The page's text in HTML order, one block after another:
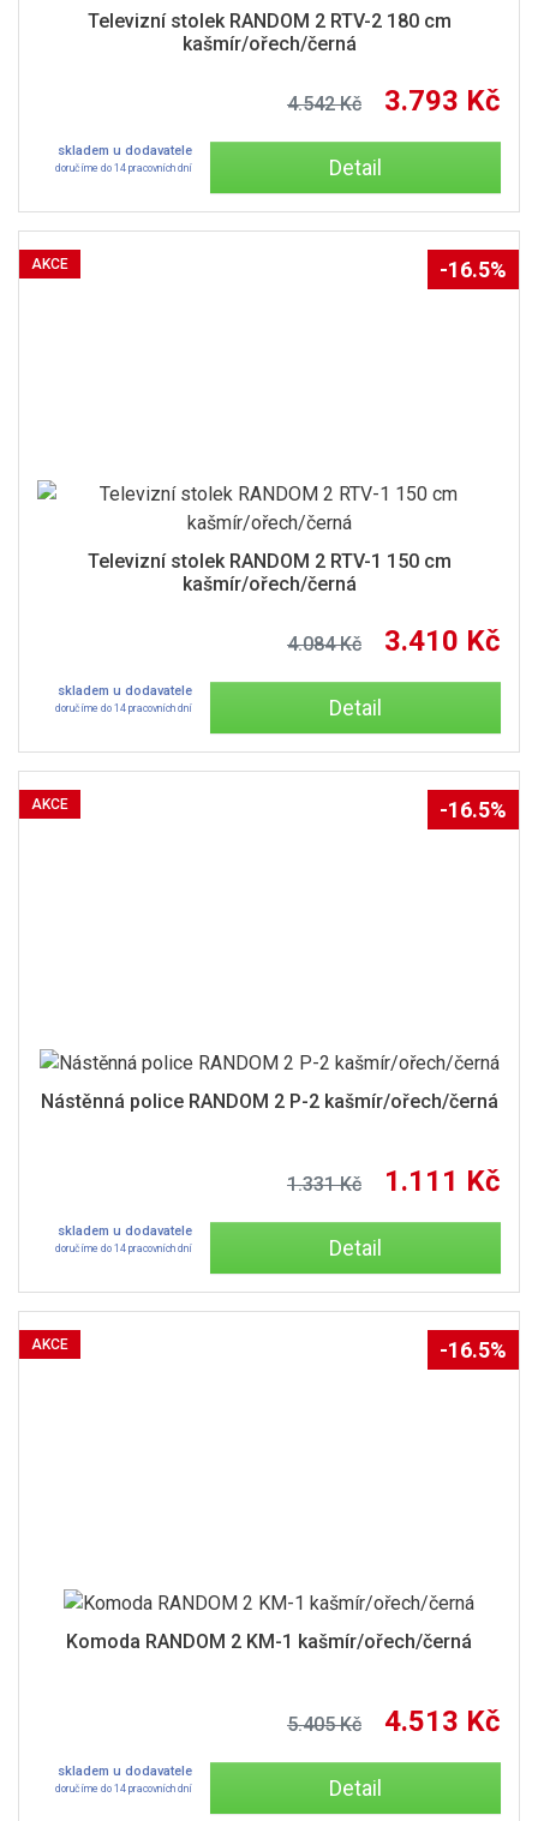
Televizní stolek RANDOM 2 RTV-2 180 cm
kašmír/ořech/černá
4.542 Kč 3.793 Kč
skladem u dodavatele
doručíme do 14 pracovních dní Detail
Televizní stolek RANDOM 2 RTV-1 150 cm
kašmír/ořech/černá
4.084 Kč 3.410 Kč
skladem u dodavatele
doručíme do 14 pracovních dní Detail
AKCE -16.5%
Nástěnná police RANDOM 2 P-2 kašmír/ořech/černá
1.331 Kč 1.111 Kč
skladem u dodavatele
doručíme do 14 pracovních dní Detail
AKCE -16.5%
Komoda RANDOM 2 KM-1 kašmír/ořech/černá
5.405 Kč 4.513 Kč
skladem u dodavatele
doručíme do 14 pracovních dní Detail
AKCE -16.5%